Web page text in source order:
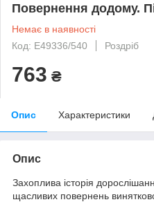
Повернення додому.
Немає в наявності
Код: Е49336/540
Роздріб
763 ₴
Опис Характеристики
Опис
Захоплива історія
щасливих повернень